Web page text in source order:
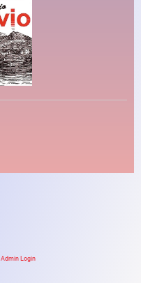
Admin Login